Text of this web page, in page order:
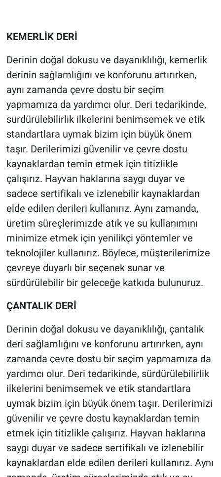
KEMERLİK DERİ
Derinin doğal dokusu ve dayanıklılığı, kemerlik
derinin sağlamlığını ve konforunu artırırken,
aynı zamanda çevre dostu bir seçim
yapmamıza da yardımcı olur. Deri tedarikinde,
sürdürülebilirlik ilkelerini benimsemek ve etik
standartlara uymak bizim için büyük önem
taşır. Derilerimizi güvenilir ve çevre dostu
kaynaklardan temin etmek için titizlikle
çalışırız. Hayvan haklarına saygı duyar ve
sadece sertifikalı ve izlenebilir kaynaklardan
elde edilen derileri kullanırız. Aynı zamanda,
üretim süreçlerimizde atık ve su kullanımını
minimize etmek için yenilikçi yöntemler ve
teknolojiler kullanırız. Böylece, müşterilerimize
çevreye duyarlı bir seçenek sunar ve
sürdürülebilir bir geleceğe katkıda bulunuruz.
ÇANTALIK DERİ
Derinin doğal dokusu ve dayanıklılığı, çantalık
deri sağlamlığını ve konforunu artırırken, aynı
zamanda çevre dostu bir seçim yapmamıza da
yardımcı olur. Deri tedarikinde, sürdürülebilirlik
ilkelerini benimsemek ve etik standartlara
uymak bizim için büyük önem taşır. Derilerimizi
güvenilir ve çevre dostu kaynaklardan temin
etmek için titizlikle çalışırız. Hayvan haklarına
saygı duyar ve sadece sertifikalı ve izlenebilir
kaynaklardan elde edilen derileri kullanırız. Aynı